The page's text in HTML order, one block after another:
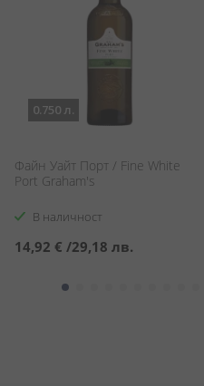
0.750 л.
Файн Уайт Порт / Fine White
Port Graham's
В наличност
14,92 € /29,18 лв.